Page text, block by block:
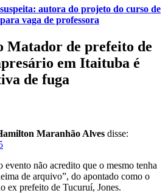
autora do projeto do curso de
vaga de professora
Matador de prefeito de
em Itaituba é
de fuga
Maranhão Alves disse:
evento não acredito que o mesmo tenha
de arquivo”, do apontado como o
ex prefeito de Tucuruí, Jones.